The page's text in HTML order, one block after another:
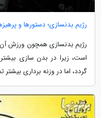
رژیم بدنسازی؛ دستورها و
رژیم بدنسازی همچون ورزش آن
است، زیرا در بدن سازی
گردد، اما در وزنه برداری